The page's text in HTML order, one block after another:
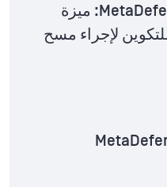
إصدار MetaDefender™ Drive .4.7: ميزة
لإجراء مسح